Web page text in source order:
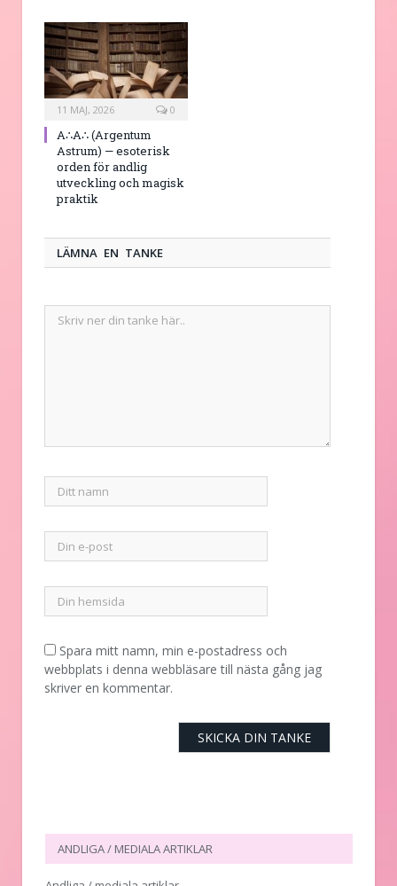
11 MAJ, 2026 0
A∴A∴ (Argentum
Astrum) — esoterisk
orden för andlig
utveckling och magisk
praktik
LÄMNA EN TANKE
Spara mitt namn, min e-postadress och
webbplats i denna webbläsare till nästa gång jag
skriver en kommentar.
ANDLIGA / MEDIALA ARTIKLAR